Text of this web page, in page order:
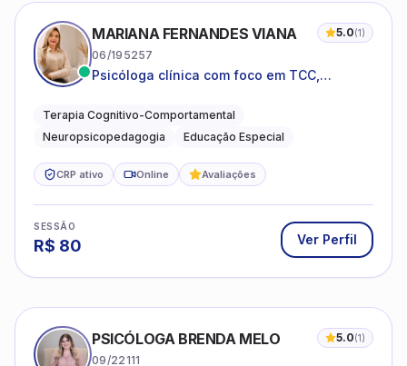
MARIANA FERNANDES VIANA 5.0(1)
06/195257
Psicóloga clínica com foco em TCC,
do neurodesenvolvimento.
Terapia Cognitivo-Comportamental
Neuropsicopedagogia
Educação Especial
CRP ativo Online Avaliações
SESSÃO
R$ 80 Ver Perfil
PSICÓLOGA BRENDA MELO 5.0(1)
09/22111